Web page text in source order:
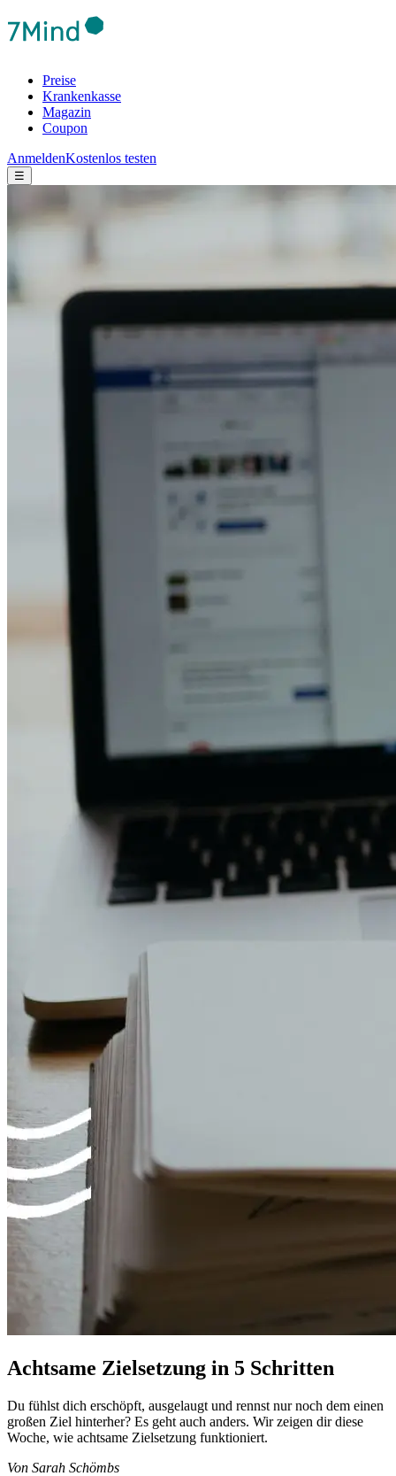
Preise
Krankenkasse
Magazin
Coupon
AnmeldenKostenlos testen
☰
Achtsame Zielsetzung in 5 Schritten
Du fühlst dich erschöpft, ausgelaugt und rennst nur noch dem einen
großen Ziel hinterher? Es geht auch anders. Wir zeigen dir diese
Woche, wie achtsame Zielsetzung funktioniert.
Von Sarah Schömbs